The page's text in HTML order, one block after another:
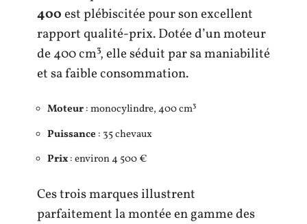
400est plébiscitée pour son excellent
rapport qualité-prix. Dotée d’un moteur
de 400 cm³, elle séduit par sa maniabilité
et sa faible consommation.
Moteur: monocylindre, 400 cm³
Puissance : 35 chevaux
Prix: environ 4 500 €
Ces trois marques illustrent
parfaitement la montée en gamme des